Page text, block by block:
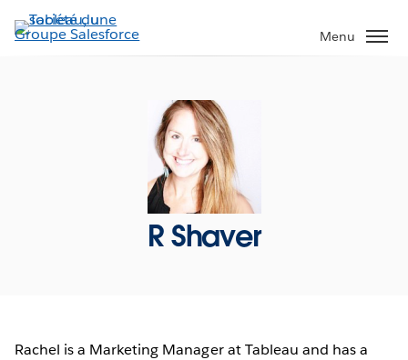
Aller
au
Menu
R Shaver
Rachel is a Marketing Manager at Tableau and has a